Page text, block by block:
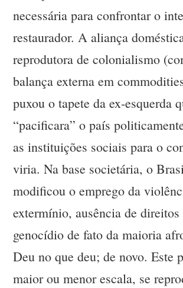
necessária para confrontar o
restaurador. A aliança
reprodutora de colonialismo
balança externa em
puxou o tapete da ex-esquerda
“pacificara” o país
as instituições sociais para o
viria. Na base societária, o
modificou o emprego da
extermínio, ausência de
genocídio de fato da maioria
Deu no que deu; de novo. Este
maior ou menor escala, se